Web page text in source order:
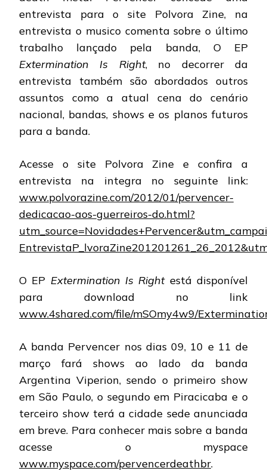
EM
ENTREVISTA
POLVORA
ZINE
entrevista para o site Polvora Zine, na
entrevista o musico comenta sobre o último
trabalho lançado pela banda, O EP
Extermination Is Right, no decorrer da
entrevista também são abordados outros
assuntos como a atual cena do cenário
nacional, bandas, shows e os planos futuros
para a banda.
Acesse o site Polvora Zine e confira a
entrevista na integra no seguinte link:
www.polvorazine.com/2012/01/pervencer-
dedicacao-aos-guerreiros-do.html?
O EP Extermination Is Rightestá disponível
para download no link
www.4shared.com/file/mSOmy4w9/
A banda Pervencer nos dias 09, 10 e 11 de
março fará shows ao lado da banda
Argentina Viperion, sendo o primeiro show
em São Paulo, o segundo em Piracicaba e o
terceiro show terá a cidade sede anunciada
em breve. Para conhecer mais sobre a banda
acesse o myspace
www.myspace.com/pervencerdeathbr.